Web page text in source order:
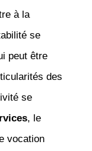
à la
se
peut être
des
se
, le
vocation